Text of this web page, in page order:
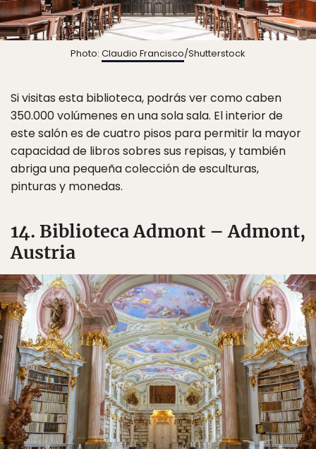
Photo: Claudio Francisco/Shutterstock
Si visitas esta biblioteca, podrás ver como caben
350.000 volúmenes en una sola sala. El interior de
este salón es de cuatro pisos para permitir la mayor
capacidad de libros sobres sus repisas, y también
abriga una pequeña colección de esculturas,
pinturas y monedas.
14. Biblioteca Admont – Admont,
Austria